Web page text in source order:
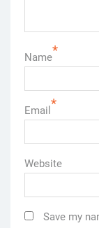
Name*
Email *
Website
Save my